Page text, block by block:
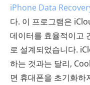
iPhone Data
다. 이 프로그램은
데이터를 효율적이고
로 설계되었습니다.
하는 것과는 달리,
면 휴대폰을 초기화하